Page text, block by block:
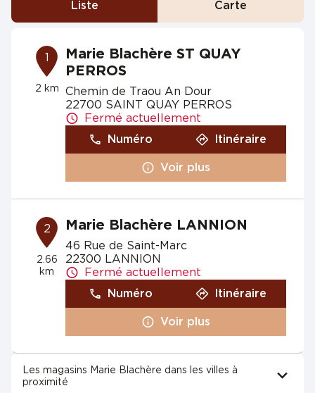
Liste Carte
1
2 km
Marie Blachère ST QUAY
PERROS
Chemin de Traou An Dour
22700 SAINT QUAY PERROS
Fermé actuellement
Numéro
Itinéraire
Voir plus
2
2.66
km
Marie Blachère LANNION
46 Rue de Saint-Marc
22300 LANNION
Fermé actuellement
Numéro
Itinéraire
Voir plus
Les magasins Marie Blachère dans les villes à
proximité